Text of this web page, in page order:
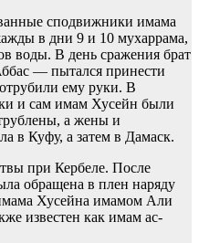
сподвижники имама
в дни 9 и 10 мухаррама,
воды. В день сражения брат
— пытался принести
ему руки. В
и сам имам Хусейн были
а жены и
в Куфу, а затем в Дамаск.
при Кербеле. После
обращена в плен наряду
Хусейна имамом Али
известен как имам ас-